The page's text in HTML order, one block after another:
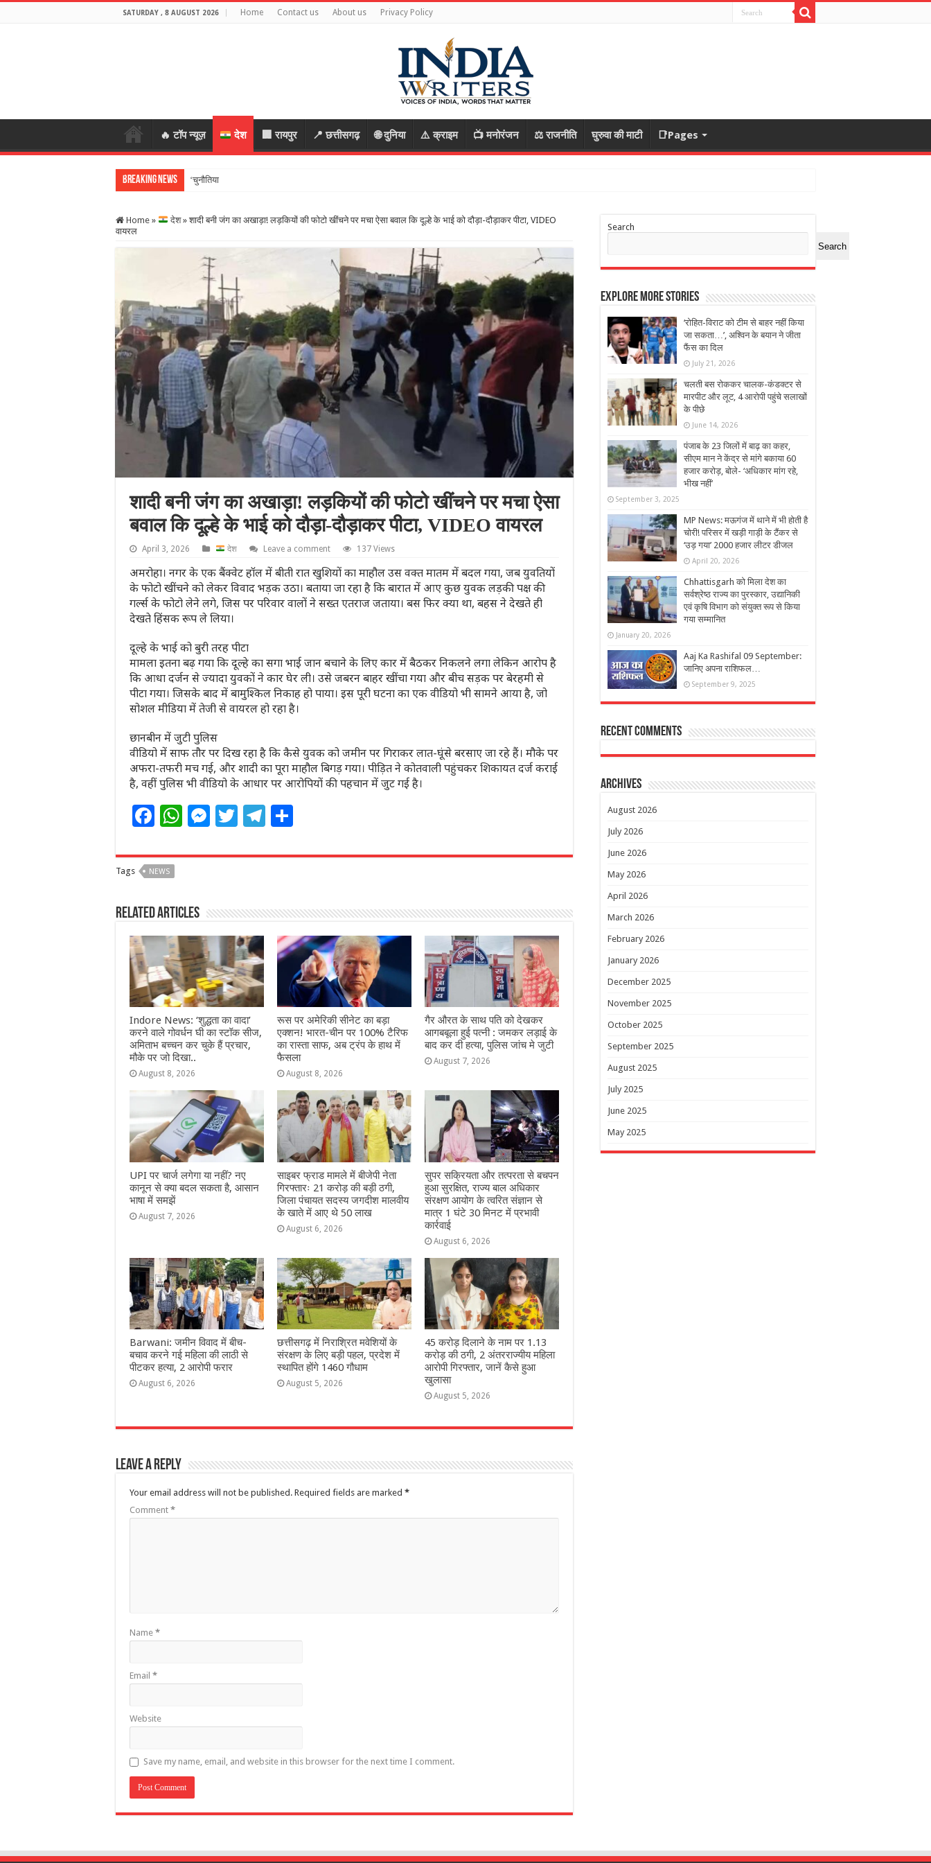
SATURDAY , 8 AUGUST 2026 Home Contact us About us Privacy Policy
🔥 टॉप न्यूज़ देश 🏢 रायपुर 📍 छत्तीसगढ़ 🌐 दुनिया ⚠️ क्राइम 📺 मनोरंजन ⚖️ राजनीति घुरुवा की माटी 📑Pages
Breaking News ‘चुनौतियां आती हैं तो मौके भी…’,
Home » देश » शादी बनी जंग का अखाड़ा! लड़कियों की फोटो खींचने पर मचा ऐसा बवाल कि दूल्हे के भाई को दौड़ा-दौड़ाकर पीटा, VIDEO
वायरल
शादी बनी जंग का अखाड़ा! लड़कियों की फोटो खींचने पर मचा ऐसा
बवाल कि दूल्हे के भाई को दौड़ा-दौड़ाकर पीटा, VIDEO वायरल
April 3, 2026 देश Leave a comment 137 Views
अमरोहा। नगर के एक बैंक्वेट हॉल में बीती रात खुशियों का माहौल उस वक्त मातम में बदल गया, जब युवतियों
के फोटो खींचने को लेकर विवाद भड़क उठा। बताया जा रहा है कि बारात में आए कुछ युवक लड़की पक्ष की
गर्ल्स के फोटो लेने लगे, जिस पर परिवार वालों ने सख्त एतराज जताया। बस फिर क्या था, बहस ने देखते ही
देखते हिंसक रूप ले लिया।
दूल्हे के भाई को बुरी तरह पीटा
मामला इतना बढ़ गया कि दूल्हे का सगा भाई जान बचाने के लिए कार में बैठकर निकलने लगा लेकिन आरोप है
कि आधा दर्जन से ज्यादा युवकों ने कार घेर ली। उसे जबरन बाहर खींचा गया और बीच सड़क पर बेरहमी से
पीटा गया। जिसके बाद में बामुश्किल निकाह हो पाया। इस पूरी घटना का एक वीडियो भी सामने आया है, जो
सोशल मीडिया में तेजी से वायरल हो रहा है।
छानबीन में जुटी पुलिस
वीडियो में साफ तौर पर दिख रहा है कि कैसे युवक को जमीन पर गिराकर लात-घूंसे बरसाए जा रहे हैं। मौके पर
अफरा-तफरी मच गई, और शादी का पूरा माहौल बिगड़ गया। पीड़ित ने कोतवाली पहुंचकर शिकायत दर्ज कराई
है, वहीं पुलिस भी वीडियो के आधार पर आरोपियों की पहचान में जुट गई है।
F
c
e
b
o
o
k
W
at
A
p
p
M
ss
n
g
e
r
T
itt
r
T
e
ra
m
ar
Tags NEWS
Related Articles
Indore News: ‘शुद्धता का वादा’
करने वाले गोवर्धन घी का स्टॉक सीज,
अमिताभ बच्चन कर चुके हैं प्रचार,
मौके पर जो दिखा..
August 8, 2026
रूस पर अमेरिकी सीनेट का बड़ा
एक्शन! भारत-चीन पर 100% टैरिफ
का रास्ता साफ, अब ट्रंप के हाथ में
फैसला
August 8, 2026
गैर औरत के साथ पति को देखकर
आगबबूला हुई पत्नी : जमकर लड़ाई के
बाद कर दी हत्या, पुलिस जांच मे जुटी
August 7, 2026
UPI पर चार्ज लगेगा या नहीं? नए
कानून से क्या बदल सकता है, आसान
भाषा में समझें
August 7, 2026
साइबर फ्राड मामले में बीजेपी नेता
गिरफ्तारः 21 करोड़ की बड़ी ठगी,
जिला पंचायत सदस्य जगदीश मालवीय
के खाते में आए थे 50 लाख
August 6, 2026
सुपर सक्रियता और तत्परता से बचपन
हुआ सुरक्षित, राज्य बाल अधिकार
संरक्षण आयोग के त्वरित संज्ञान से
मात्र 1 घंटे 30 मिनट में प्रभावी
कार्रवाई
August 6, 2026
Barwani: जमीन विवाद में बीच-
बचाव करने गई महिला की लाठी से
पीटकर हत्या, 2 आरोपी फरार
August 6, 2026
छत्तीसगढ़ में निराश्रित मवेशियों के
संरक्षण के लिए बड़ी पहल, प्रदेश में
स्थापित होंगे 1460 गौधाम
August 5, 2026
45 करोड़ दिलाने के नाम पर 1.13
करोड़ की ठगी, 2 अंतरराज्यीय महिला
आरोपी गिरफ्तार, जानें कैसे हुआ
खुलासा
August 5, 2026
Leave a Reply
Your email address will not be published. Required fields are marked *
Comment *
Name *
Email *
Website
Save my name, email, and website in this browser for the next time I comment.
Search
Search
Explore More Stories
‘रोहित-विराट को टीम से बाहर नहीं किया
जा सकता…’, अश्विन के बयान ने जीता
फैंस का दिल
July 21, 2026
चलती बस रोककर चालक-कंडक्टर से
मारपीट और लूट, 4 आरोपी पहुंचे सलाखों
के पीछे
June 14, 2026
पंजाब के 23 जिलों में बाढ़ का कहर,
सीएम मान ने केंद्र से मांगे बकाया 60
हजार करोड़, बोले- ‘अधिकार मांग रहे,
भीख नहीं’
September 3, 2025
MP News: मऊगंज में थाने में भी होती है
चोरी! परिसर में खड़ी गाड़ी के टैंकर से
‘उड़ गया’ 2000 हजार लीटर डीजल
April 20, 2026
Chhattisgarh को मिला देश का
सर्वश्रेष्ठ राज्य का पुरस्कार, उद्यानिकी
एवं कृषि विभाग को संयुक्त रूप से किया
गया सम्मानित
January 20, 2026
Aaj Ka Rashifal 09 September:
जानिए अपना राशिफल…
September 9, 2025
Recent Comments
Archives
August 2026
July 2026
June 2026
May 2026
April 2026
March 2026
February 2026
January 2026
December 2025
November 2025
October 2025
September 2025
August 2025
July 2025
June 2025
May 2025